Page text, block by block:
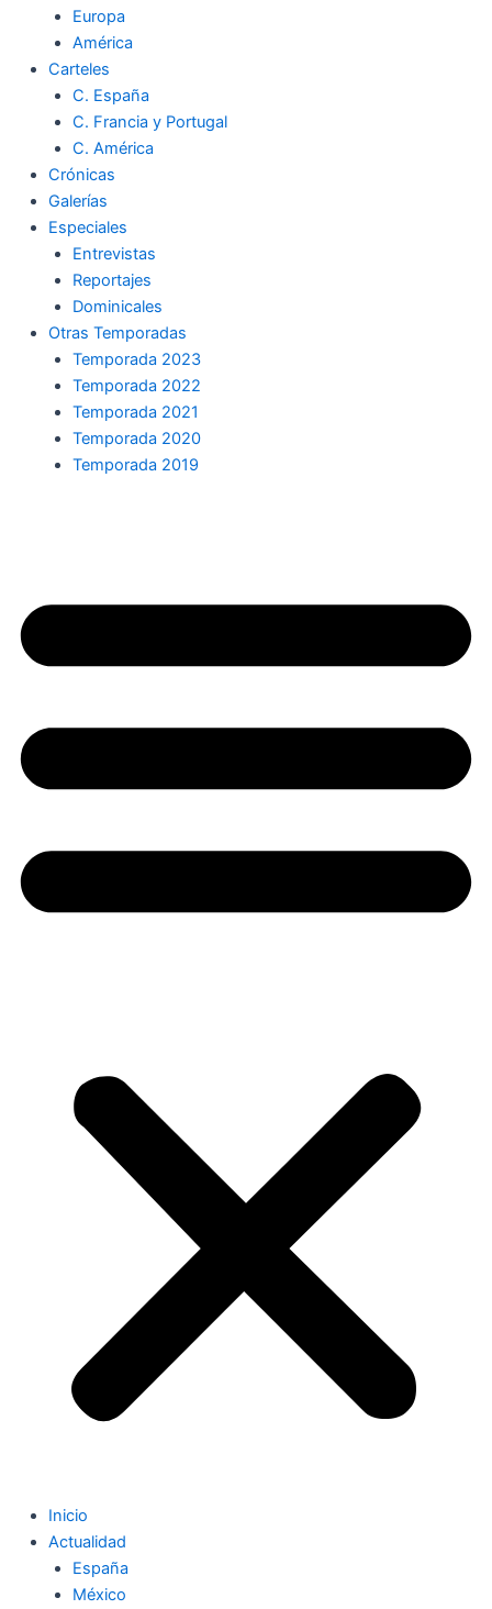
Europa
América
Carteles
C. España
C. Francia y Portugal
C. América
Crónicas
Galerías
Especiales
Entrevistas
Reportajes
Dominicales
Otras Temporadas
Temporada 2023
Temporada 2022
Temporada 2021
Temporada 2020
Temporada 2019
Inicio
Actualidad
España
México